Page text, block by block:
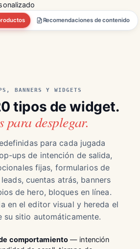
Recomendaciones de contenido
BANNERS Y WIDGETS
tipos de widget.
para desplegar.
para cada jugada
ups de intención de salida,
fijas, formularios de
cuentas atrás, banners
de hero, bloques en línea.
en el editor visual y hereda el
su sitio automáticamente.
comportamiento — intención